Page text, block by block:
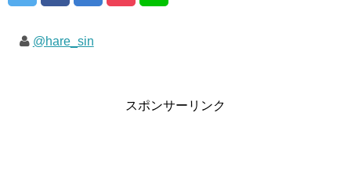
@hare_sin
スポンサーリンク